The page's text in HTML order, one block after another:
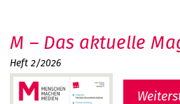
M – Das aktuelle
Heft 2/2026